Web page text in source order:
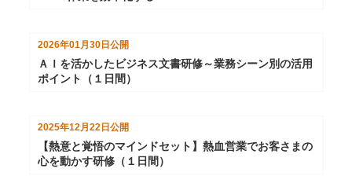
2026年01月30日 公開
ＡＩを活かしたビジネス文書研修～業務シーン別の活用
ポイント（１日間）
2025年12月22日 公開
【熱意と覚悟のマインドセット】熱血営業でお客さまの
心を動かす研修（１日間）